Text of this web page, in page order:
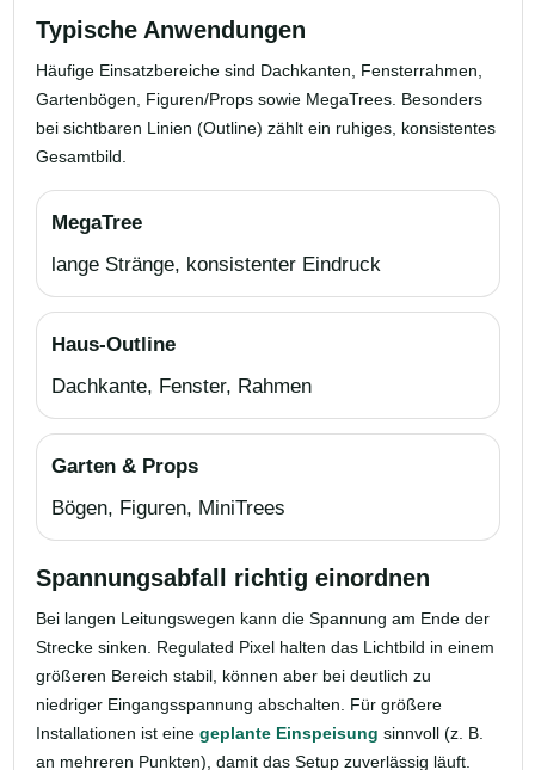
Typische Anwendungen
Häufige Einsatzbereiche sind Dachkanten, Fensterrahmen,
Gartenbögen, Figuren/Props sowie MegaTrees. Besonders
bei sichtbaren Linien (Outline) zählt ein ruhiges, konsistentes
Gesamtbild.
MegaTree
lange Stränge, konsistenter Eindruck
Haus-Outline
Dachkante, Fenster, Rahmen
Garten & Props
Bögen, Figuren, MiniTrees
Spannungsabfall richtig einordnen
Bei langen Leitungswegen kann die Spannung am Ende der
Strecke sinken. Regulated Pixel halten das Lichtbild in einem
größeren Bereich stabil, können aber bei deutlich zu
niedriger Eingangsspannung abschalten. Für größere
Installationen ist eine geplante Einspeisung sinnvoll (z. B.
an mehreren Punkten), damit das Setup zuverlässig läuft.